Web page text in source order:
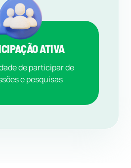
ATIVA
de participar de
e pesquisas